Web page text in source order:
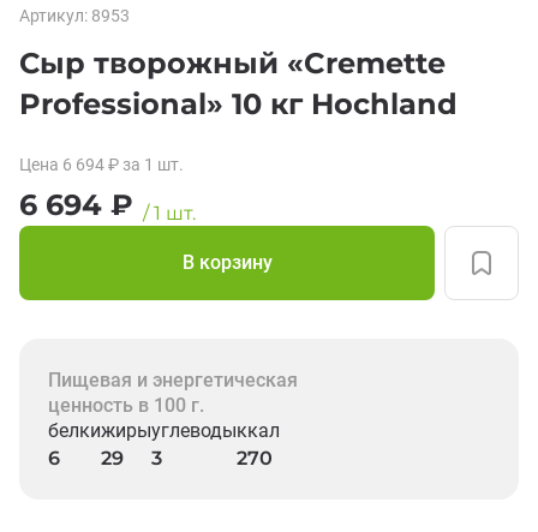
Артикул: 8953
Сыр творожный «Cremette
Professional» 10 кг Hochland
Цена 6 694₽ за 1 шт.
6 694 ₽ /1 шт.
В корзину
Пищевая и энергетическая
ценность в 100 г.
белки
6
жиры
29
углеводы
3
ккал
270